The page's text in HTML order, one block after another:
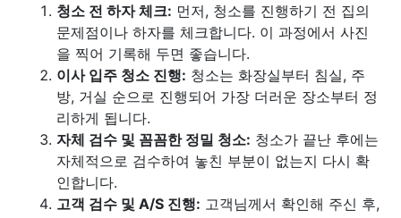
청소 전 하자 체크: 먼저, 청소를 진행하기 전 집의
문제점이나 하자를 체크합니다. 이 과정에서 사진
을 찍어 기록해 두면 좋습니다.
이사 입주 청소 진행: 청소는 화장실부터 침실, 주
방, 거실 순으로 진행되어 가장 더러운 장소부터 정
리하게 됩니다.
자체 검수 및 꼼꼼한 정밀 청소: 청소가 끝난 후에는
자체적으로 검수하여 놓친 부분이 없는지 다시 확
인합니다.
고객 검수 및 A/S 진행: 고객님께서 확인해 주신 후,